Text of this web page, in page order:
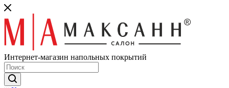
Интернет-магазин напольных покрытий